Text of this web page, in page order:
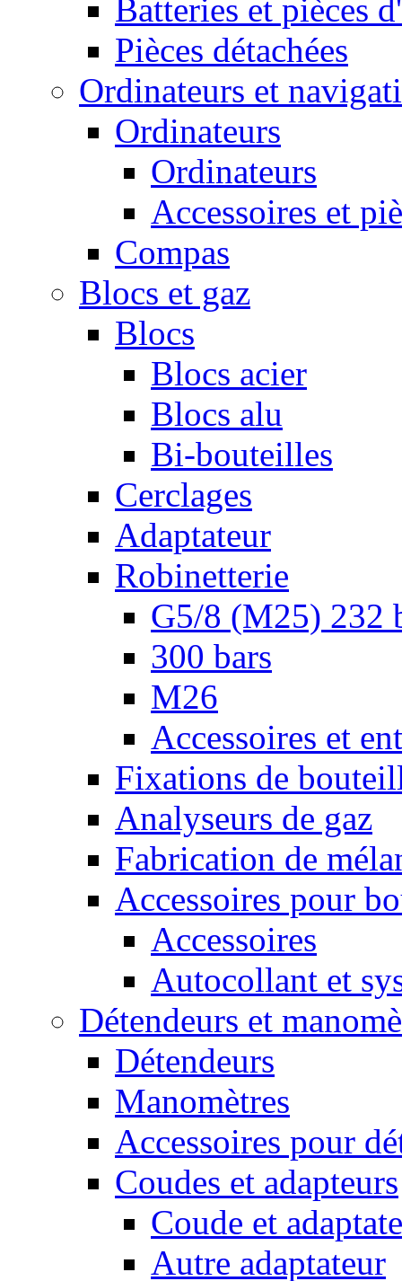
Batteries et pièces
Pièces détachées
Ordinateurs et
Ordinateurs
Ordinateurs
Accessoires et
Compas
Blocs et gaz
Blocs
Blocs acier
Blocs alu
Bi-bouteilles
Cerclages
Adaptateur
Robinetterie
G5/8 (M25) 232
300 bars
M26
Accessoires et
Fixations de
Analyseurs de gaz
Fabrication de
Accessoires pour
Accessoires
Autocollant et
Détendeurs et
Détendeurs
Manomètres
Accessoires pour
Coudes et adapteurs
Coude et
Autre adaptateur